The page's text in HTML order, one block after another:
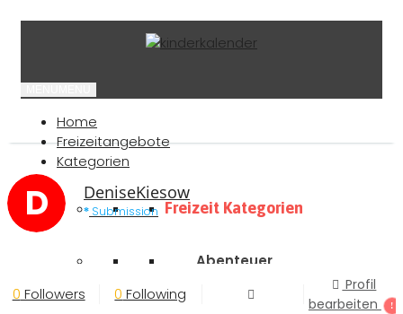
Home
Freizeitangebote
Kategorien
Freizeit Kategorien
Abenteuer
Ausflugtipps
D DeniseKiesow
Submission
0 Followers 0 Following
Profil
bearbeiten